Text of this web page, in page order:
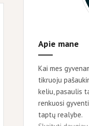
Apie mane
Kai mes
tikruoju
keliu, pasaulis
renkuosi
taptų realybe.